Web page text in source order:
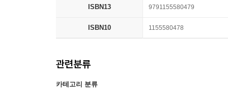
ISBN13 9791155580479
ISBN10 1155580478
관련분류
카테고리 분류